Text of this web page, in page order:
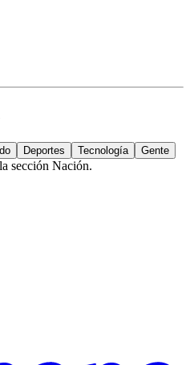
Deportes Tecnología Gente
sección Nación.